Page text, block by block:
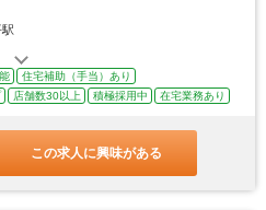
住宅補助（手当）あり
店舗数30以上 積極採用中 在宅業務あり
この求人に興味がある